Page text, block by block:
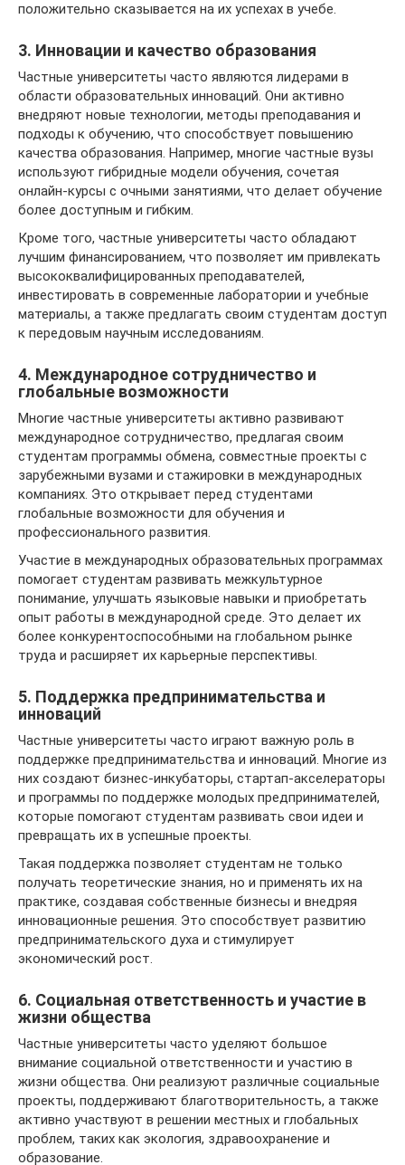
положительно сказывается на их успехах в учебе.
3. Инновации и качество образования
Частные университеты часто являются лидерами в
области образовательных инноваций. Они активно
внедряют новые технологии, методы преподавания и
подходы к обучению, что способствует повышению
качества образования. Например, многие частные вузы
используют гибридные модели обучения, сочетая
онлайн-курсы с очными занятиями, что делает обучение
более доступным и гибким.
Кроме того, частные университеты часто обладают
лучшим финансированием, что позволяет им привлекать
высококвалифицированных преподавателей,
инвестировать в современные лаборатории и учебные
материалы, а также предлагать своим студентам доступ
к передовым научным исследованиям.
4. Международное сотрудничество и
глобальные возможности
Многие частные университеты активно развивают
международное сотрудничество, предлагая своим
студентам программы обмена, совместные проекты с
зарубежными вузами и стажировки в международных
компаниях. Это открывает перед студентами
глобальные возможности для обучения и
профессионального развития.
Участие в международных образовательных программах
помогает студентам развивать межкультурное
понимание, улучшать языковые навыки и приобретать
опыт работы в международной среде. Это делает их
более конкурентоспособными на глобальном рынке
труда и расширяет их карьерные перспективы.
5. Поддержка предпринимательства и
инноваций
Частные университеты часто играют важную роль в
поддержке предпринимательства и инноваций. Многие из
них создают бизнес-инкубаторы, стартап-акселераторы
и программы по поддержке молодых предпринимателей,
которые помогают студентам развивать свои идеи и
превращать их в успешные проекты.
Такая поддержка позволяет студентам не только
получать теоретические знания, но и применять их на
практике, создавая собственные бизнесы и внедряя
инновационные решения. Это способствует развитию
предпринимательского духа и стимулирует
экономический рост.
6. Социальная ответственность и участие в
жизни общества
Частные университеты часто уделяют большое
внимание социальной ответственности и участию в
жизни общества. Они реализуют различные социальные
проекты, поддерживают благотворительность, а также
активно участвуют в решении местных и глобальных
проблем, таких как экология, здравоохранение и
образование.